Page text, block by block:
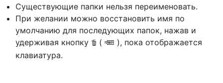
Существующие папки нельзя переименовать.
При желании можно восстановить имя по
умолчанию для последующих папок, нажав и
удерживая кнопку O ( Q ), пока отображается
клавиатура.